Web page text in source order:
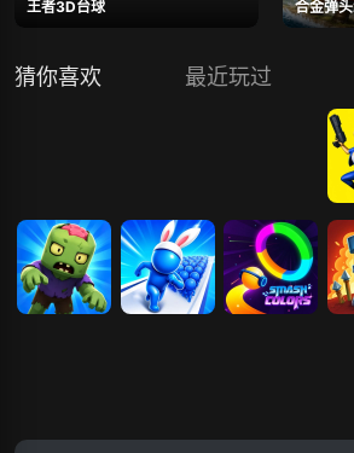
王者3D台球 合金弹
猜你喜欢 最近玩过
射手冲冲冲 美食冲冲冲 球球冲冲冲 射
轿车冲冲冲 帝王霸业